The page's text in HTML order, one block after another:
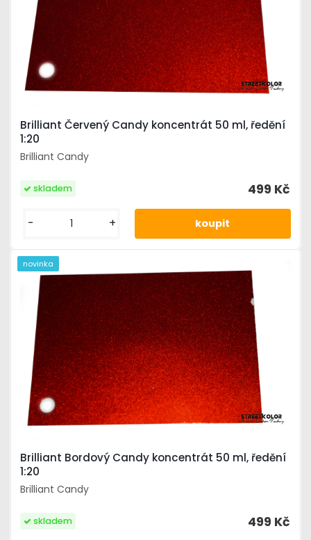
Brilliant Červený Candy koncentrát 50 ml, ředění
1:20
Brilliant Candy
499 Kč
skladem
- +
Brilliant Bordový Candy koncentrát 50 ml, ředění
1:20
Brilliant Candy
499 Kč
skladem
novinka